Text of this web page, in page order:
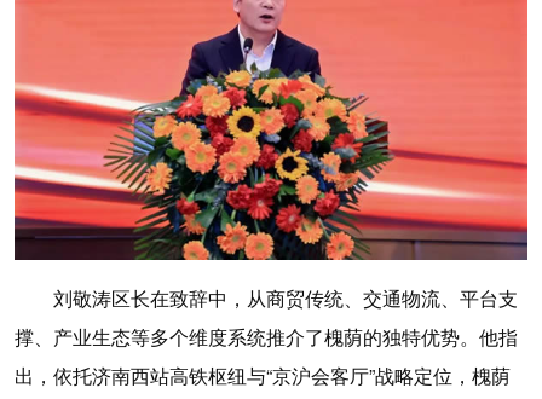
刘敬涛区长在致辞中，从商贸传统、交通物流、平台支
撑、产业生态等多个维度系统推介了槐荫的独特优势。他指
出，依托济南西站高铁枢纽与“京沪会客厅”战略定位，槐荫